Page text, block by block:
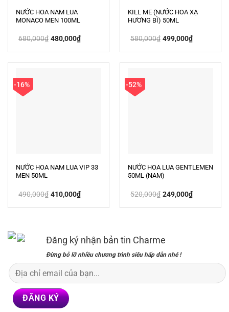
NƯỚC HOA NAM LUA
MONACO MEN 100ML
680,000₫ Giá
gốc
480,000₫Giá
hiện
480,000₫.
KILL ME (NƯỚC HOA XẠ
HƯƠNG BÌ) 50ML
580,000₫ Giá
gốc
499,000₫Giá
hiện
499,000₫.
-16%
NƯỚC HOA NAM LUA VIP 33
MEN 50ML
490,000₫ Giá
gốc
410,000₫Giá
hiện
-52%
NƯỚC HOA LUA GENTLEMEN
50ML (NAM)
520,000₫ Giá
gốc
249,000₫Giá
hiện
Đăng ký nhận bản tin Charme
Đừng bỏ lỡ nhiều chương trình siêu hấp dẫn nhé !